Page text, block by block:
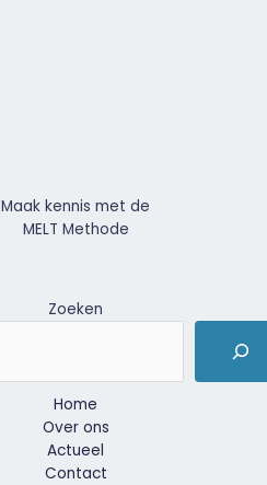
Maak kennis met de
MELT Methode
Zoeken
Home
Over ons
Actueel
Contact